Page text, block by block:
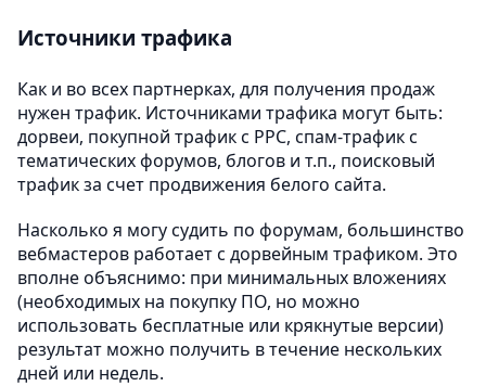
Источники трафика
Как и во всех партнерках, для получения продаж
нужен трафик. Источниками трафика могут быть:
дорвеи, покупной трафик с PPC, спам-трафик с
тематических форумов, блогов и т.п., поисковый
трафик за счет продвижения белого сайта.
Насколько я могу судить по форумам, большинство
вебмастеров работает с дорвейным трафиком. Это
вполне объяснимо: при минимальных вложениях
(необходимых на покупку ПО, но можно
использовать бесплатные или крякнутые версии)
результат можно получить в течение нескольких
дней или недель.